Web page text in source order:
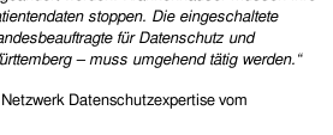
stoppen. Die eingeschaltete
für Datenschutz und
– muss umgehend tätig werden.“
Datenschutzexpertise vom